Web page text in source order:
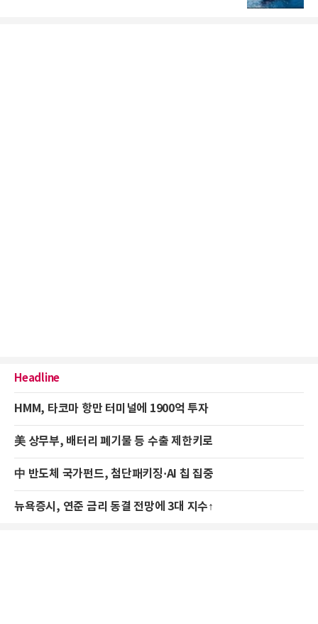
Headline
HMM, 타코마 항만 터미널에 1900억 투자
美 상무부, 배터리 폐기물 등 수출 제한키로
中 반도체 국가펀드, 첨단패키징·AI 칩 집중
뉴욕증시, 연준 금리 동결 전망에 3대 지수↑